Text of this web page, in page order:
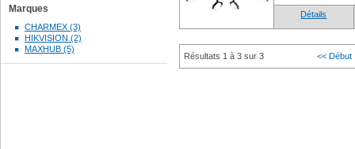
Marques
CHARMEX (3)
HIKVISION (2)
MAXHUB (5)
Détails
Résultats 1 à 3 sur 3 << Début